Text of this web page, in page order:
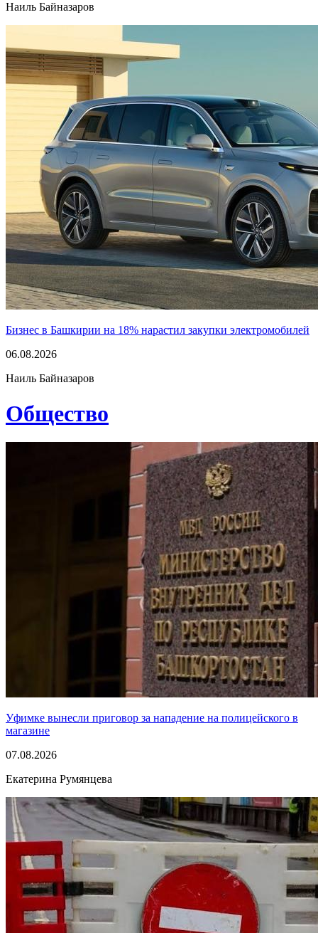
Наиль Байназаров
Бизнес в Башкирии на 18% нарастил закупки электромобилей
06.08.2026
Наиль Байназаров
Общество
Уфимке вынесли приговор за нападение на полицейского в
магазине
07.08.2026
Екатерина Румянцева